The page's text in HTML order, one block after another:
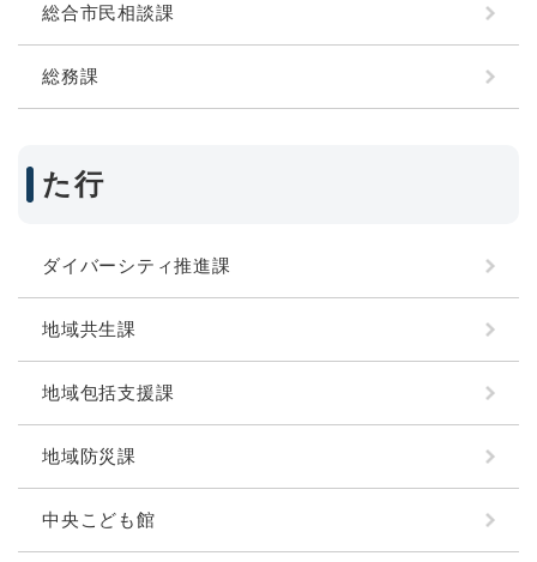
総合市民相談課
総務課
た行
ダイバーシティ推進課
地域共生課
地域包括支援課
地域防災課
中央こども館